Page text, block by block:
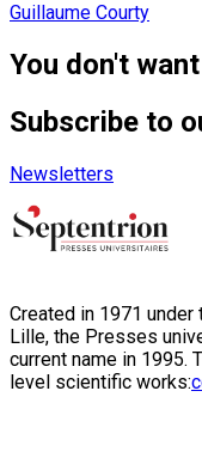
Guillaume Courty
You don't
Subscribe to
Newsletters
Created in 1971
Lille, the Presses
current name in 1995.
level scientific works: